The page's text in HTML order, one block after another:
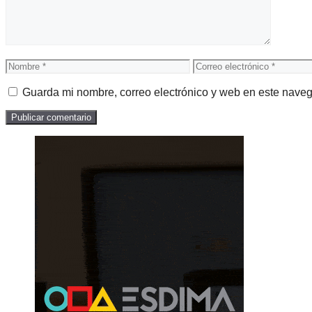
Nombre
Correo
electrónico
Guarda mi nombre, correo electrónico y web en este